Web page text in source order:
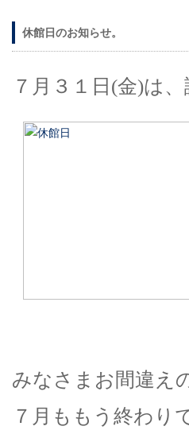
休館日のお知らせ。
７月３１日(金)は
みなさまお間違え
７月ももう終わり